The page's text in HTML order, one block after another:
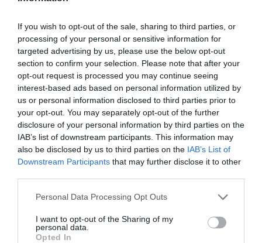
If you wish to opt-out of the sale, sharing to third parties, or
processing of your personal or sensitive information for
targeted advertising by us, please use the below opt-out
section to confirm your selection. Please note that after your
opt-out request is processed you may continue seeing
interest-based ads based on personal information utilized by
us or personal information disclosed to third parties prior to
your opt-out. You may separately opt-out of the further
disclosure of your personal information by third parties on the
IAB’s list of downstream participants. This information may
also be disclosed by us to third parties on the IAB’s List of
Downstream Participants that may further disclose it to other
Personal Data Processing Opt Outs
I want to opt-out of the Sharing of my
personal data.
Opted In
By Mcteam